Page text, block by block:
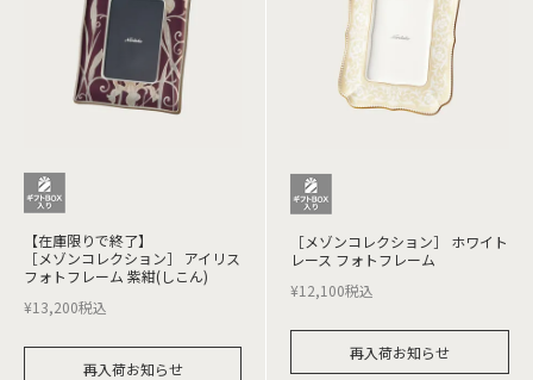
【在庫限りで終了】
［メゾンコレクション］ アイリス
フォトフレーム 紫紺(しこん)
¥13,200税込
再入荷お知らせ
［メゾンコレクション］ ホワイト
レース フォトフレーム
¥12,100税込
再入荷お知らせ